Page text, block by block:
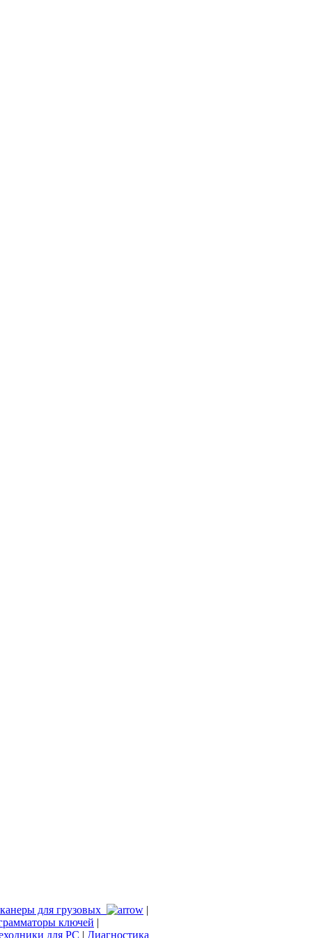
для грузовых
|
ключей |
для PC | Диагностика